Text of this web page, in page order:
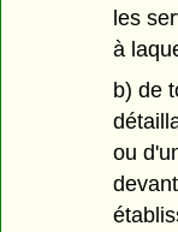
les
à
b) de
ou